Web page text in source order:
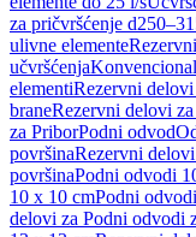
za pričvršćenje
ulivne elemente
učvršćenja
elementiRezervni
braneRezervni delovi
za PriborPodni odvod
površinaRezervni
površinaPodni odvodi
10 x 10 cmPodni
delovi za Podni odvodi